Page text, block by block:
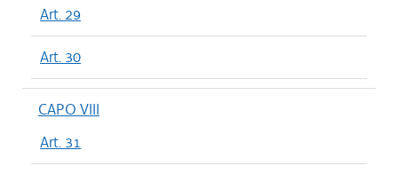
Art. 29
Art. 30
CAPO VIII
Art. 31